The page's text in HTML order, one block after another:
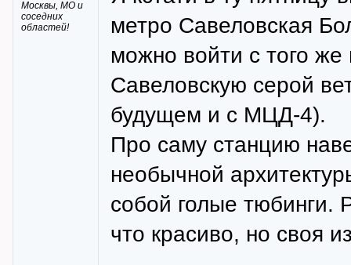
Москвы, МО и
соседних
областей!
метро Савеловская
можно войти с того же
Савеловскую серой
будущем и с МЦД-4).
Про саму станцию
необычной
собой голые тюбинги.
что красиво, но своя